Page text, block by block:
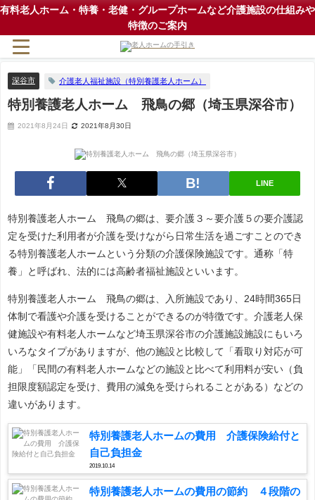
有料老人ホーム・特養・老健・グループホームなど介護施設の仕組みや
特徴のご案内
深谷市 介護老人福祉施設（特別養護老人ホーム）
特別養護老人ホーム 飛鳥の郷（埼玉県深谷市）
2021年8月24日 2021年8月30日
LINE
特別養護老人ホーム 飛鳥の郷は、要介護３～要介護５の要介護認
定を受けた利用者が介護を受けながら日常生活を過ごすことのでき
る特別養護老人ホームという分類の介護保険施設です。通称「特
養」と呼ばれ、法的には高齢者福祉施設といいます。
特別養護老人ホーム 飛鳥の郷は、入所施設であり、24時間365日
体制で看護や介護を受けることができるのが特徴です。介護老人保
健施設や有料老人ホームなど埼玉県深谷市の介護施設施設にもいろ
いろなタイプがありますが、他の施設と比較して「看取り対応が可
能」「民間の有料老人ホームなどの施設と比べて利用料が安い（負
担限度額認定を受け、費用の減免を受けられることがある）などの
違いがあります。
特別養護老人ホームの費用 介護保険給付と
自己負担金
2019.10.14
特別養護老人ホームの費用の節約 ４段階の